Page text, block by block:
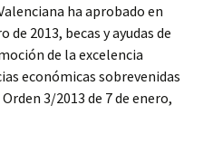
ha aprobado en
de 2013, becas y ayudas de
de la excelencia
económicas sobrevenidas
3/2013 de 7 de enero,